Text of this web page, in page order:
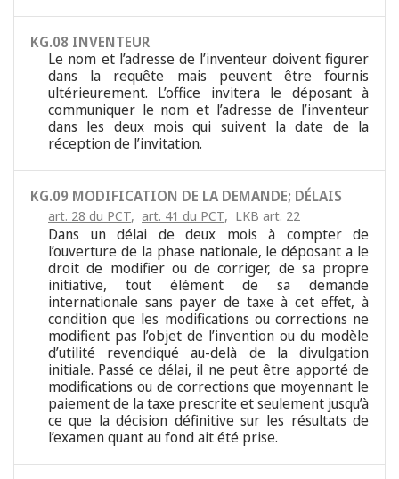
KG.08 INVENTEUR
Le nom et l’adresse de l’inventeur doivent figurer
dans la requête mais peuvent être fournis
ultérieurement. L’office invitera le déposant à
communiquer le nom et l’adresse de l’inventeur
dans les deux mois qui suivent la date de la
réception de l’invitation.
KG.09 MODIFICATION DE LA DEMANDE; DÉLAIS
art. 28 du PCT, art. 41 du PCT, LKB art. 22
Dans un délai de deux mois à compter de
l’ouverture de la phase nationale, le déposant a le
droit de modifier ou de corriger, de sa propre
initiative, tout élément de sa demande
internationale sans payer de taxe à cet effet, à
condition que les modifications ou corrections ne
modifient pas l’objet de l’invention ou du modèle
d’utilité revendiqué au-delà de la divulgation
initiale. Passé ce délai, il ne peut être apporté de
modifications ou de corrections que moyennant le
paiement de la taxe prescrite et seulement jusqu’à
ce que la décision définitive sur les résultats de
l’examen quant au fond ait été prise.